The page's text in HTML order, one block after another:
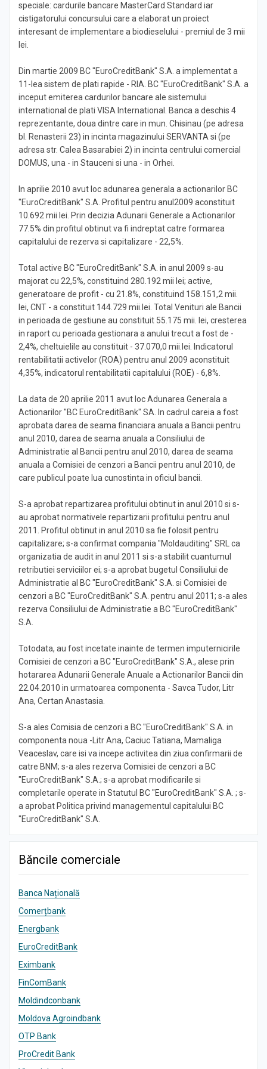
speciale: cardurile bancare MasterCard Standard iar
cistigatorului concursului care a elaborat un proiect
interesant de implementare a biodieselului - premiul de 3 mii
lei.
Din martie 2009 BC "EuroCreditBank" S.A. a implementat a
11-lea sistem de plati rapide - RIA. BC "EuroCreditBank" S.A. a
inceput emiterea cardurilor bancare ale sistemului
international de plati VISA International. Banca a deschis 4
reprezentante, doua dintre care in mun. Chisinau (pe adresa
bl. Renasterii 23) in incinta magazinului SERVANTA si (pe
adresa str. Calea Basarabiei 2) in incinta centrului comercial
DOMUS, una - in Stauceni si una - in Orhei.
In aprilie 2010 avut loc adunarea generala a actionarilor BC
"EuroCreditBank" S.A. Profitul pentru anul2009 aconstituit
10.692 mii lei. Prin decizia Adunarii Generale a Actionarilor
77.5% din profitul obtinut va fi indreptat catre formarea
capitalului de rezerva si capitalizare - 22,5%.
Total active BC "EuroCreditBank" S.A. in anul 2009 s-au
majorat cu 22,5%, constituind 280.192 mii lei; active,
generatoare de profit - cu 21.8%, constituind 158.151,2 mii.
lei, CNT - a constituit 144.729 mii.lei. Total Venituri ale Bancii
in perioada de gestiune au constituit 55.175 mii. lei, cresterea
in raport cu perioada gestionara a anului trecut a fost de -
2,4%, cheltuielile au constituit - 37.070,0 mii.lei. Indicatorul
rentabilitatii activelor (ROA) pentru anul 2009 aconstituit
4,35%, indicatorul rentabilitatii capitalului (ROE) - 6,8%.
La data de 20 aprilie 2011 avut loc Adunarea Generala a
Actionarilor "BC EuroCreditBank" SA. In cadrul careia a fost
aprobata darea de seama financiara anuala a Bancii pentru
anul 2010, darea de seama anuala a Consiliului de
Administratie al Bancii pentru anul 2010, darea de seama
anuala a Comisiei de cenzori a Bancii pentru anul 2010, de
care publicul poate lua cunostinta in oficiul bancii.
S-a aprobat repartizarea profitului obtinut in anul 2010 si s-
au aprobat normativele repartizarii profitului pentru anul
2011. Profitul obtinut in anul 2010 sa fie folosit pentru
capitalizare; s-a confirmat compania "Moldauditing" SRL ca
organizatia de audit in anul 2011 si s-a stabilit cuantumul
retributiei serviciilor ei; s-a aprobat bugetul Consiliului de
Administratie al BC "EuroCreditBank" S.A. si Comisiei de
cenzori a BC "EuroCreditBank" S.A. pentru anul 2011; s-a ales
rezerva Consiliului de Administratie a BC "EuroCreditBank"
S.A.
Totodata, au fost incetate inainte de termen imputernicirile
Comisiei de cenzori a BC "EuroCreditBank" S.A., alese prin
hotararea Adunarii Generale Anuale a Actionarilor Bancii din
22.04.2010 in urmatoarea componenta - Savca Tudor, Litr
Ana, Certan Anastasia.
S-a ales Comisia de cenzori a BC "EuroCreditBank" S.A. in
componenta noua -Litr Ana, Caciuc Tatiana, Mamaliga
Veaceslav, care isi va incepe activitea din ziua confirmarii de
catre BNM; s-a ales rezerva Comisiei de cenzori a BC
"EuroCreditBank" S.A.; s-a aprobat modificarile si
completarile operate in Statutul BC "EuroCreditBank" S.A. ; s-
a aprobat Politica privind managementul capitalului BC
"EuroCreditBank" S.A.
Băncile comerciale
Banca Națională
Comerțbank
Energbank
EuroCreditBank
Eximbank
FinComBank
Moldindconbank
Moldova Agroindbank
OTP Bank
ProCredit Bank